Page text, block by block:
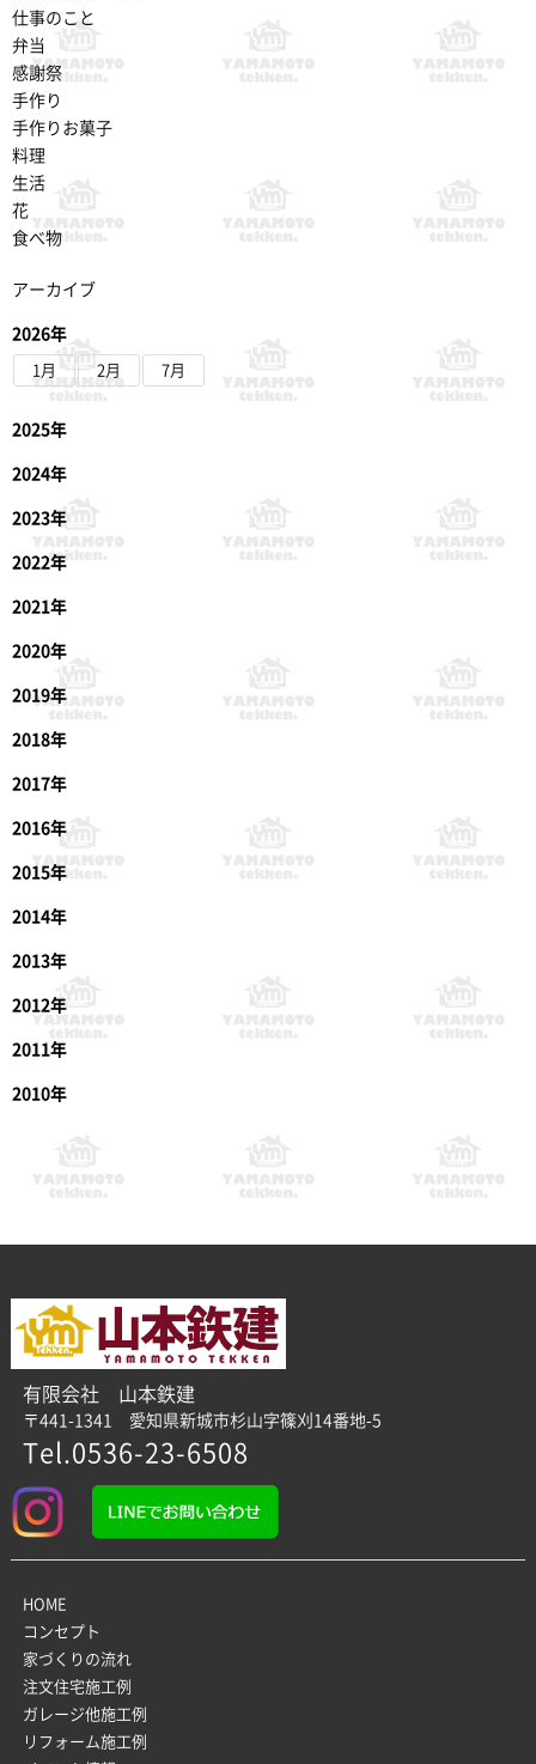
仕事のこと
弁当
感謝祭
手作り
手作りお菓子
料理
生活
花
食べ物
アーカイブ
2026年
1月 2月 7月
2025年
2024年
2023年
2022年
2021年
2020年
2019年
2018年
2017年
2016年
2015年
2014年
2013年
2012年
2011年
2010年
有限会社 山本鉄建
〒441-1341 愛知県新城市杉山字篠刈14番地-5
Tel.0536-23-6508
HOME
コンセプト
家づくりの流れ
注文住宅施工例
ガレージ他施工例
リフォーム施工例